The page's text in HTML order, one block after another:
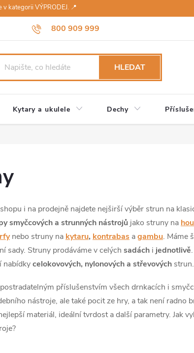
kategorii VÝPRODEJ. 📍
800 909 999
Návody a údržba Reklamace
HLEDAT
Kytary a ukulele Dechy
i na prodejně najdete nejširší výběr strun na
smyčcových a strunných nástrojů jako struny na
nebo struny na kytaru, kontrabas agambu. Máme
sady. Struny prodáváme v celých sadách i jednotlivě
nabídkycelokovových, nylonových a střevových strun.
příslušenstvím všech drnkacích i
nástroje, ale také pocit ze hry, a tak není radno
materiál, ideální tvrdost a další parametry. Jak